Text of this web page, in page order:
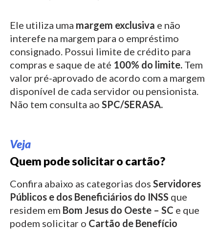
Ele utiliza uma margem exclusiva e não
interefe na margem para o empréstimo
consignado. Possui limite de crédito para
compras e saque de até 100% do limite. Tem
valor pré-aprovado de acordo com a margem
disponível de cada servidor ou pensionista.
Não tem consulta ao SPC/SERASA.
Veja
Quem pode solicitar o cartão?
Confira abaixo as categorias dos Servidores
Públicos e dos Beneficiários do INSS que
residem em Bom Jesus do Oeste – SC e que
podem solicitar o Cartão de Benefício